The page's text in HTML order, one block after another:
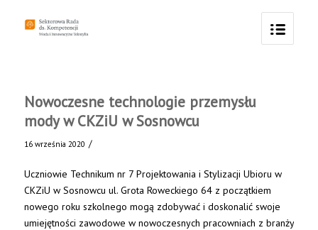
Nowoczesne technologie przemysłu
mody w CKZiU w Sosnowcu
16 września 2020 /
Uczniowie Technikum nr 7 Projektowania i Stylizacji Ubioru w
CKZiU w Sosnowcu ul. Grota Roweckiego 64 z początkiem
nowego roku szkolnego mogą zdobywać i doskonalić swoje
umiejętności zawodowe w nowoczesnych pracowniach z branży